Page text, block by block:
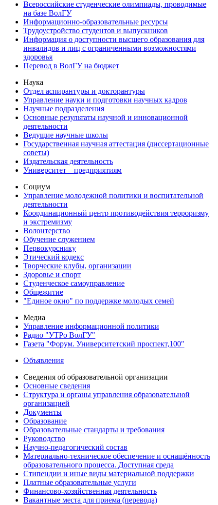
Всероссийские студенческие олимпиады, проводимые
на базе ВолГУ
Информационно-образовательные ресурсы
Трудоустройство студентов и выпускников
Информация о доступности высшего образования для
инвалидов и лиц с ограниченными возможностями
здоровья
Перевод в ВолГУ на бюджет
Наука
Отдел аспирантуры и докторантуры
Управление науки и подготовки научных кадров
Научные подразделения
Основные результаты научной и инновационной
деятельности
Ведущие научные школы
Государственная научная аттестация (диссертационные
советы)
Издательская деятельность
Университет – предприятиям
Социум
Управление молодежной политики и воспитательной
деятельности
Координационный центр противодействия терроризму
и экстремизму
Волонтерство
Обучение служением
Первокурснику
Этический кодекс
Творческие клубы, организации
Здоровье и спорт
Студенческое самоуправление
Общежитие
"Единое окно" по поддержке молодых семей
Медиа
Управление информационной политики
Радио "УТРо ВолГУ"
Газета "Форум. Университетский проспект,100"
Объявления
Сведения об образовательной организации
Основные сведения
Структура и органы управления образовательной
организацией
Документы
Образование
Образовательные стандарты и требования
Руководство
Научно-педагогический состав
Материально-техническое обеспечение и оснащённость
образовательного процесса. Доступная среда
Стипендии и иные виды материальной поддержки
Платные образовательные услуги
Финансово-хозяйственная деятельность
Вакантные места для приема (перевода)